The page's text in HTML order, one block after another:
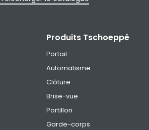
Produits Tschoeppé
Portail
Automatisme
Clôture
Brise-vue
Portillon
Garde-corps